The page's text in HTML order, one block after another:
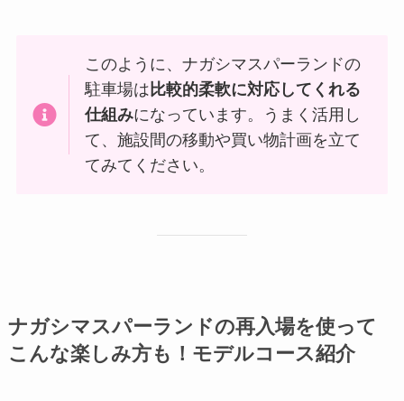
このように、ナガシマスパーランドの
駐車場は 比較的柔軟に対応してくれる
仕組みになっています。うまく活用し
て、施設間の移動や買い物計画を立て
てみてください。
ナガシマスパーランドの再入場を使って
こんな楽しみ方も！モデルコース紹介